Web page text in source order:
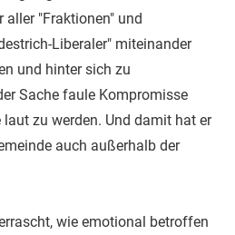
aller "Fraktionen" und
Liberaler" miteinander
und hinter sich zu
Sache faule Kompromisse
zu werden. Und damit hat er
auch außerhalb der
wie emotional betroffen